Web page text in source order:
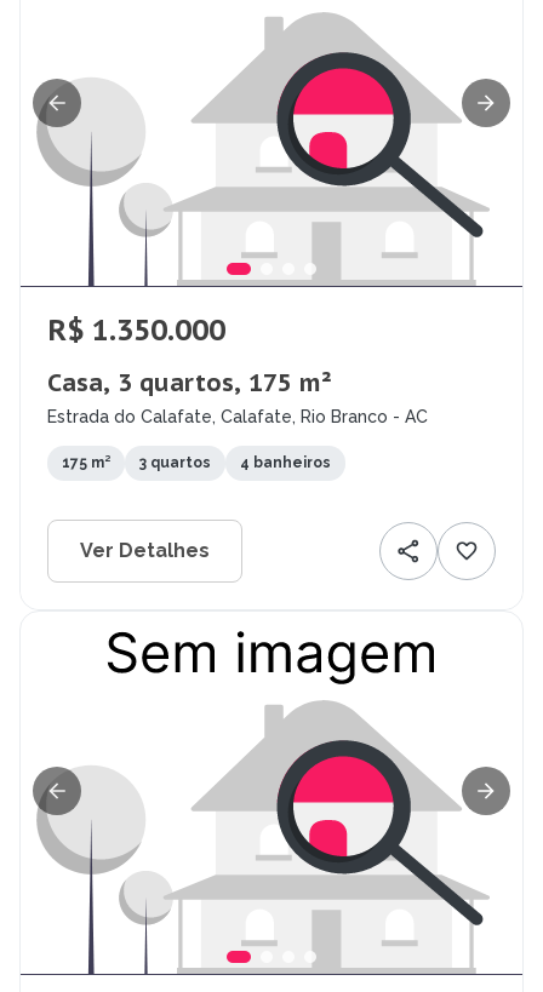
R$ 1.350.000
Casa, 3 quartos, 175 m²
Estrada do Calafate, Calafate, Rio Branco - AC
175 m² 3 quartos 4 banheiros
Ver Detalhes